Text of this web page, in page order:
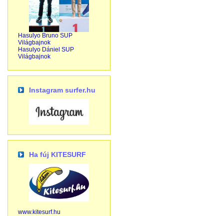
Hasulyo Bruno SUP
Világbajnok
Hasulyo Dániel SUP
Világbajnok
Instagram surfer.hu
Ha fúj KITESURF
www.kitesurf.hu